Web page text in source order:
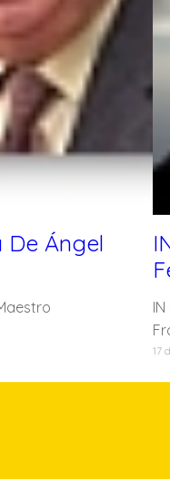
De Ángel
17